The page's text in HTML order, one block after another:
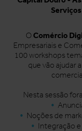
Serviços
O Comércio
Empresariais e
100 workshops
que vão ajudar
Nesta sessão
Noções de
Integração